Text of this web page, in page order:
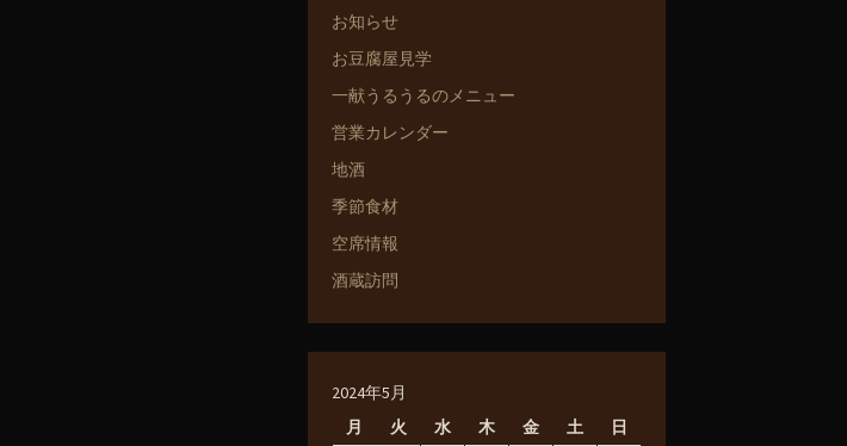
お知らせ
お豆腐屋見学
一献うるうるのメニュー
営業カレンダー
地酒
季節食材
空席情報
酒蔵訪問
2024年5月
月
火 水 木 金 土 日